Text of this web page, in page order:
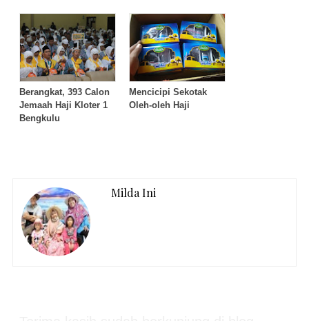
Berangkat, 393 Calon
Jemaah Haji Kloter 1
Bengkulu
Mencicipi Sekotak
Oleh-oleh Haji
Milda Ini